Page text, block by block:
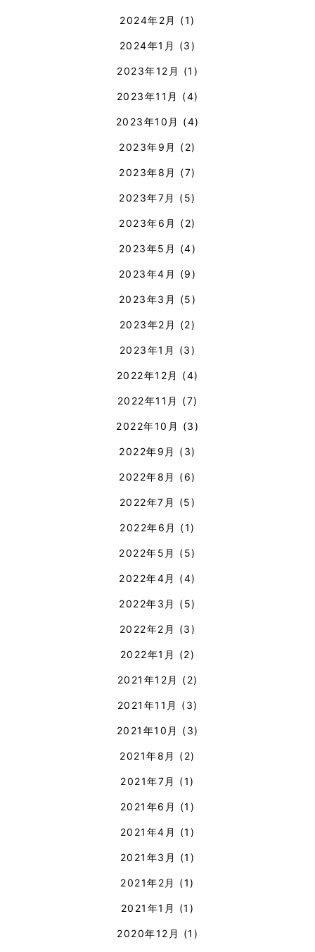
2024年2月 (1)
2024年1月 (3)
2023年12月 (1)
2023年11月 (4)
2023年10月 (4)
2023年9月 (2)
2023年8月 (7)
2023年7月 (5)
2023年6月 (2)
2023年5月 (4)
2023年4月 (9)
2023年3月 (5)
2023年2月 (2)
2023年1月 (3)
2022年12月 (4)
2022年11月 (7)
2022年10月 (3)
2022年9月 (3)
2022年8月 (6)
2022年7月 (5)
2022年6月 (1)
2022年5月 (5)
2022年4月 (4)
2022年3月 (5)
2022年2月 (3)
2022年1月 (2)
2021年12月 (2)
2021年11月 (3)
2021年10月 (3)
2021年8月 (2)
2021年7月 (1)
2021年6月 (1)
2021年4月 (1)
2021年3月 (1)
2021年2月 (1)
2021年1月 (1)
2020年12月 (1)